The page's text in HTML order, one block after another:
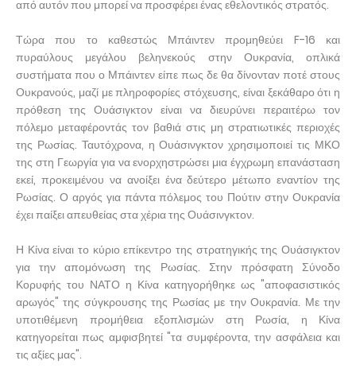
από αυτόν που μπορεί να προσφέρει ένας εθελοντικός στρατός.
Τώρα που το καθεστώς Μπάιντεν προμηθεύει F-16 και
πυραύλους μεγάλου βεληνεκούς στην Ουκρανία, οπλικά
συστήματα που ο Μπάιντεν είπε πως δε θα δίνονταν ποτέ στους
Ουκρανούς, μαζί με πληροφορίες στόχευσης, είναι ξεκάθαρο ότι η
πρόθεση της Ουάσιγκτον είναι να διευρύνει περαιτέρω τον
πόλεμο μεταφέροντάς τον βαθιά στις μη στρατιωτικές περιοχές
της Ρωσίας. Ταυτόχρονα, η Ουάσινγκτον χρησιμοποιεί τις ΜΚΟ
της στη Γεωργία για να ενορχηστρώσει μια έγχρωμη επανάσταση
εκεί, προκειμένου να ανοίξει ένα δεύτερο μέτωπο εναντίον της
Ρωσίας. Ο αργός για πάντα πόλεμος του Πούτιν στην Ουκρανία
έχει παίξει απευθείας στα χέρια της Ουάσινγκτον.
Η Κίνα είναι το κύριο επίκεντρο της στρατηγικής της Ουάσιγκτον
για την απομόνωση της Ρωσίας. Στην πρόσφατη Σύνοδο
Κορυφής του ΝΑΤΟ η Κίνα κατηγορήθηκε ως "αποφασιστικός
αρωγός" της σύγκρουσης της Ρωσίας με την Ουκρανία. Με την
υποτιθέμενη προμήθεια εξοπλισμών στη Ρωσία, η Κίνα
κατηγορείται πως αμφισβητεί "τα συμφέροντα, την ασφάλεια και
τις αξίες μας".